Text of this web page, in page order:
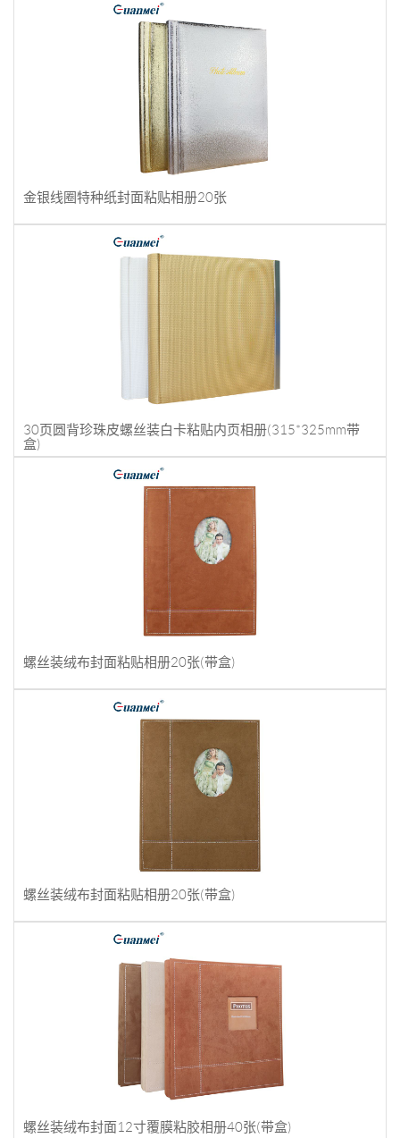
金银线圈特种纸封面粘贴相册20张
30页圆背珍珠皮螺丝装白卡粘贴内页相册(315*325mm带
盒)
螺丝装绒布封面粘贴相册20张(带盒)
螺丝装绒布封面粘贴相册20张(带盒)
螺丝装绒布封面12寸覆膜粘胶相册40张(带盒)